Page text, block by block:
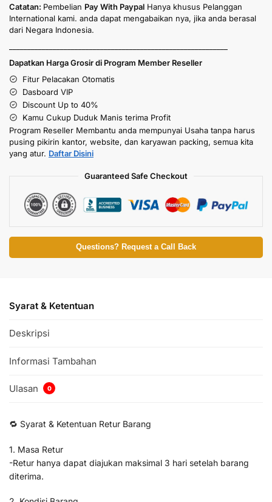
Catatan: Pembelian Pay With Paypal Hanya khusus Pelanggan
International kami. anda dapat mengabaikan nya, jika anda berasal
dari Negara Indonesia.
Dapatkan Harga Grosir di Program Member Reseller
Fitur Pelacakan Otomatis
Dasboard VIP
Discount Up to 40%
Kamu Cukup Duduk Manis terima Profit
Program Reseller Membantu anda mempunyai Usaha tanpa harus
pusing pikirin kantor, website, dan karyawan packing, semua kita
yang atur. Daftar Disini
Guaranteed Safe Checkout
Questions? Request a Call Back
Syarat & Ketentuan
Deskripsi
Informasi Tambahan
Ulasan 0
🔁 Syarat & Ketentuan Retur Barang
1. Masa Retur
-Retur hanya dapat diajukan maksimal 3 hari setelah barang
diterima.